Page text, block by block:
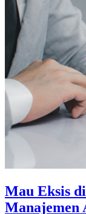
Mau Eksis
Manajemen